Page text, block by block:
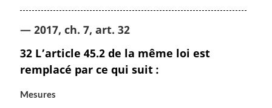
— 2017, ch. 7, art. 32
32 L’article 45.2 de la même loi est
remplacé par ce qui suit :
Mesures